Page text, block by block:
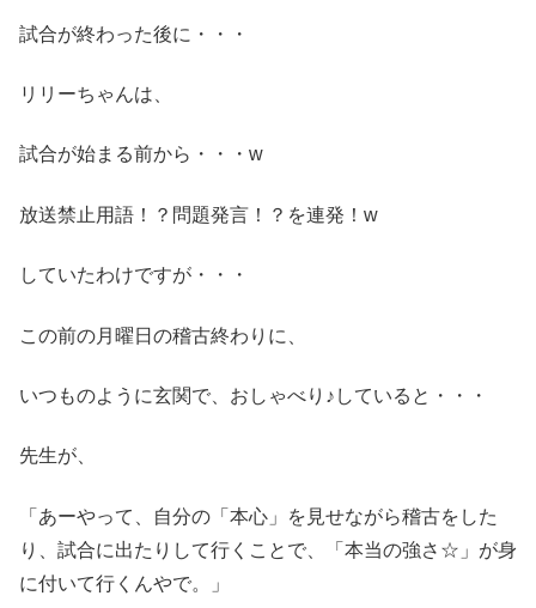
試合が終わった後に・・・
リリーちゃんは、
試合が始まる前から・・・w
放送禁止用語！？問題発言！？を連発！w
していたわけですが・・・
この前の月曜日の稽古終わりに、
いつものように玄関で、おしゃべり♪していると・・・
先生が、
「あーやって、自分の「本心」を見せながら稽古をした
り、試合に出たりして行くことで、「本当の強さ☆」が身
に付いて行くんやで。」